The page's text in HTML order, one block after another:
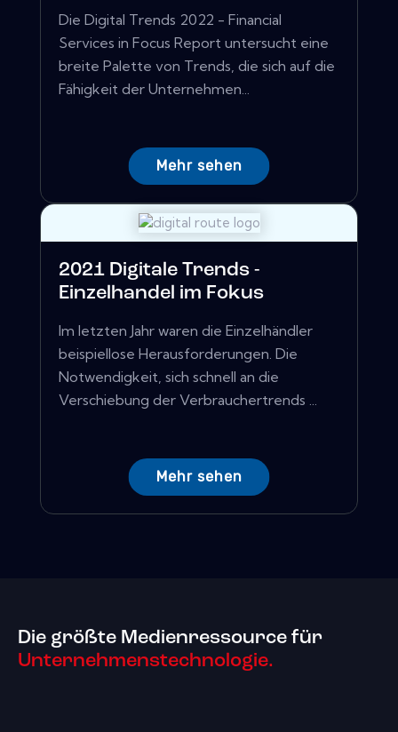
Die Digital Trends 2022 - Financial
Services in Focus Report untersucht eine
breite Palette von Trends, die sich auf die
Fähigkeit der Unternehmen...
Mehr sehen
2021 Digitale Trends -
Einzelhandel im Fokus
Im letzten Jahr waren die Einzelhändler
beispiellose Herausforderungen. Die
Notwendigkeit, sich schnell an die
Verschiebung der Verbrauchertrends ...
Mehr sehen
Die größte Medienressource für
Unternehmenstechnologie.